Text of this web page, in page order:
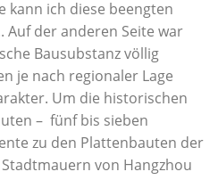
kann ich diese beengten
Auf der anderen Seite war
Bausubstanz völlig
je nach regionaler Lage
Um die historischen
– fünf bis sieben
zu den Plattenbauten der
von Hangzhou